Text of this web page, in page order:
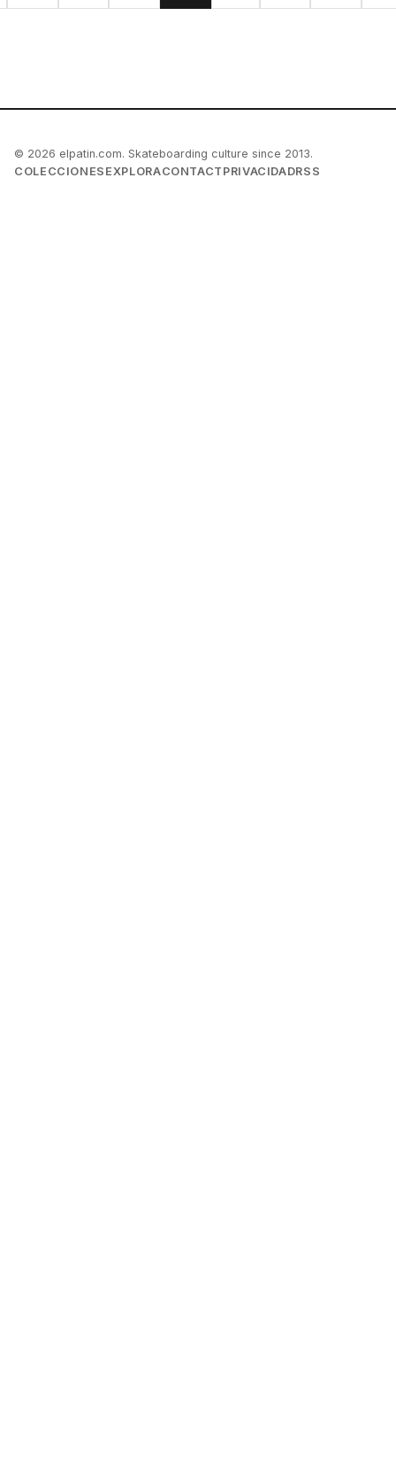
© 2026 elpatin.com. Skateboarding culture since 2013.
COLECCIONES EXPLORACONTACT PRIVACIDADRSS